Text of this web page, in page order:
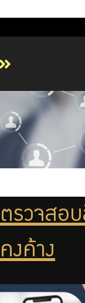
หน้าหลัก
เกี่ยวกับ กบข.
บริการสมาชิก
ลงทุน
การบริหารความเ
รายงานผลการดำ
ข่าวสารและกิจกรร
บริการเจ้าหน้าที่ส่ว
ตรวจสอ
คงค้าง